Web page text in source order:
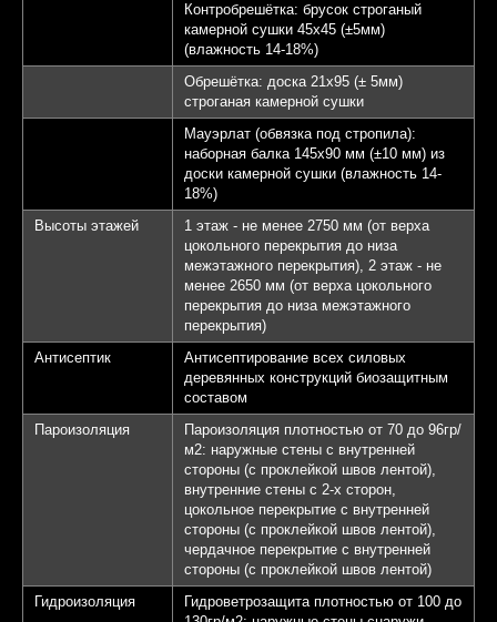
Контробрешётка: брусок строганый
камерной сушки 45х45 (±5мм)
(влажность 14-18%)
Обрешётка: доска 21х95 (± 5мм)
строганая камерной сушки
Мауэрлат (обвязка под стропила):
наборная балка 145х90 мм (±10 мм) из
доски камерной сушки (влажность 14-
18%)
Высоты этажей
1 этаж - не менее 2750 мм (от верха
цокольного перекрытия до низа
межэтажного перекрытия), 2 этаж - не
менее 2650 мм (от верха цокольного
перекрытия до низа межэтажного
перекрытия)
Антисептик
Антисептирование всех силовых
деревянных конструкций биозащитным
составом
Пароизоляция
Пароизоляция плотностью от 70 до 96гр/
м2: наружные стены с внутренней
стороны (с проклейкой швов лентой),
внутренние стены с 2-х сторон,
цокольное перекрытие с внутренней
стороны (с проклейкой швов лентой),
чердачное перекрытие с внутренней
стороны (с проклейкой швов лентой)
Гидроизоляция
Гидроветрозащита плотностью от 100 до